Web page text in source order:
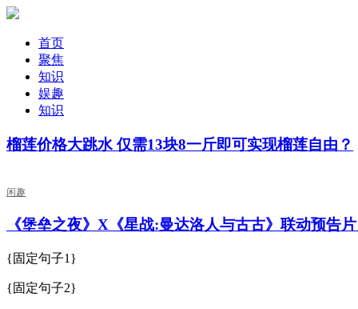
首页
聚焦
知识
娱趣
知识
榴莲价格大跳水 仅需13块8一斤即可实现榴莲自由？
闲趣
《堡垒之夜》X《星战:曼达洛人与古古》联动预告
{固定句子1}
{固定句子2}